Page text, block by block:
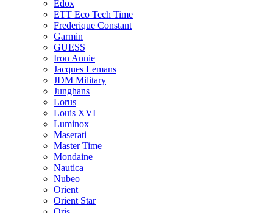
Edox
ETT Eco Tech Time
Frederique Constant
Garmin
GUESS
Iron Annie
Jacques Lemans
JDM Military
Junghans
Lorus
Louis XVI
Luminox
Maserati
Master Time
Mondaine
Nautica
Nubeo
Orient
Orient Star